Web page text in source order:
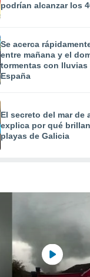
podrían alcanzar los
Se acerca
entre mañana y el
tormentas con lluvias
España
El secreto del mar de
explica por qué
playas de Galicia